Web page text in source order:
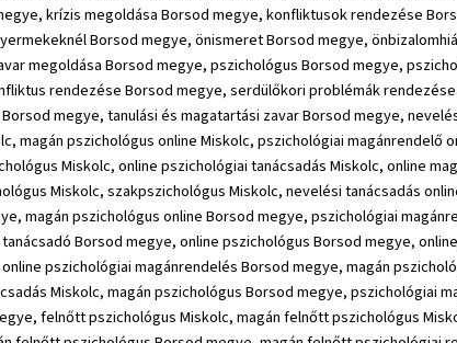
krízis megoldása Borsod megye, konfliktusok rendezése
Borsod megye, önismeret Borsod megye,
megoldása Borsod megye, pszichológus Borsod megye,
rendezése Borsod megye, serdülőkori problémák
megye, tanulási és magatartási zavar Borsod megye,
magán pszichológus online Miskolc, pszichológiai
Miskolc, online pszichológiai tanácsadás Miskolc, online
Miskolc, szakpszichológus Miskolc, nevelési tanácsadás
magán pszichológus online Borsod megye, pszichológiai
Borsod megye, online pszichológus Borsod megye,
pszichológiai magánrendelés Borsod megye, magán
Miskolc, magán pszichológus Borsod megye, pszichológiai
felnőtt pszichológus Miskolc, magán felnőtt pszichológus